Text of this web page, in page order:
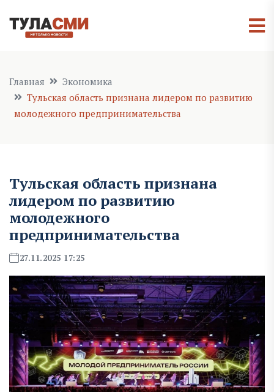
Главная
Экономика
Тульская область признана лидером по развитию
молодежного предпринимательства
Тульская область признана
лидером по развитию
молодежного
предпринимательства
27.11.2025 17:25